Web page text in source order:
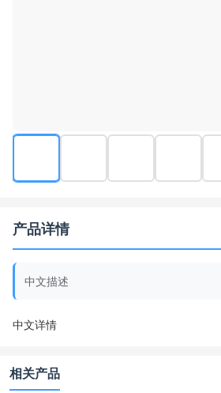
产品详情
中文描述
中文详情
相关产品